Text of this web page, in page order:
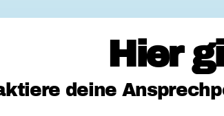
Hier
deine